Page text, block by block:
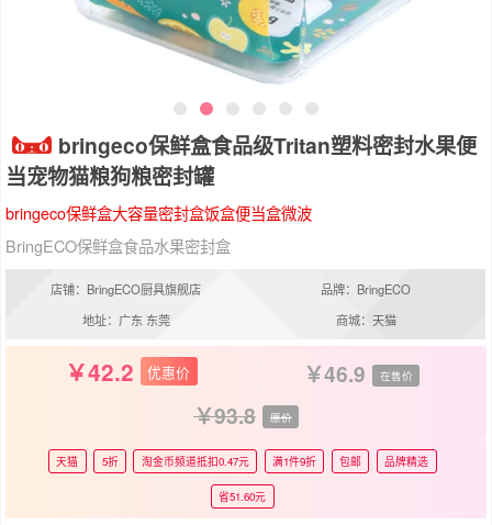
bringeco保鲜盒食品级Tritan塑料密封水果便
当宠物猫粮狗粮密封罐
bringeco保鲜盒大容量密封盒饭盒便当盒微波
BringECO保鲜盒食品水果密封盒
店铺：BringECO厨具旗舰店
品牌：BringECO
地址：广东 东莞
商城：天猫
42.2 优惠价 46.9 在售价
93.8 原价
天猫 5折 淘金币频道抵扣0.47元 满1件9折 包邮 品牌精选
省51.60元